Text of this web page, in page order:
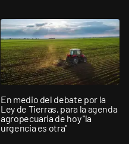
En medio del debate por la
Ley de Tierras, para la agenda
agropecuaria de hoy "la
urgencia es otra"